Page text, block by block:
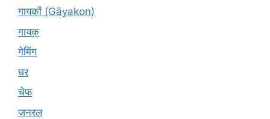
गायकों (Gāyakon)
गायक्
गेमिंग
घर
चेफ
जनरल